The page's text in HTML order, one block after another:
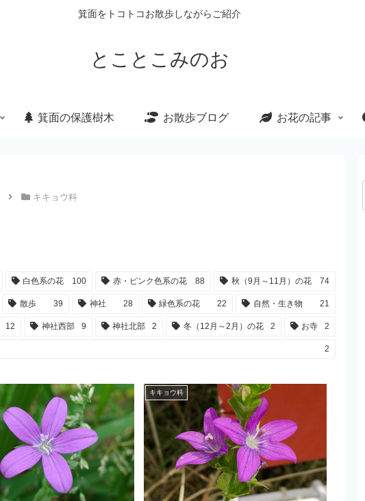
箕面をトコトコお散歩しながらご紹介
とことこみのお
箕面の保護樹木 お散歩ブログ お花の記事
キキョウ科
白色系の花 100 赤・ピンク色系の花 88 秋（9月～11月）の花 74
散歩 39 神社 28 緑色系の花 22 自然・生き物 21
12 神社西部 9 神社北部 2 冬（12月～2月）の花 2 お寺 2
2
キキョウ科